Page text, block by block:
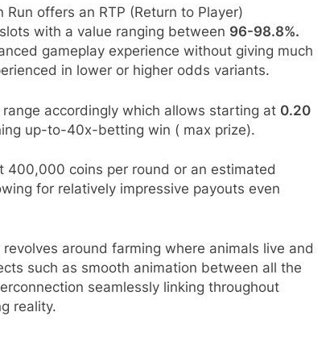
Run offers an RTP (Return to Player)
with a value ranging between 96-98.8%.
gameplay experience without giving much
in lower or higher odds variants.
accordingly which allows starting at 0.20
up-to-40x-betting win ( max prize).
coins per round or an estimated
for relatively impressive payouts even
around farming where animals live and
such as smooth animation between all the
seamlessly linking throughout
reality.